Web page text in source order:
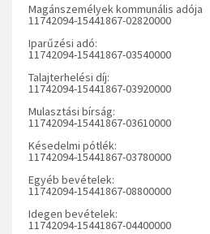
Magánszemélyek kommunális adója
11742094-15441867-02820000
Iparűzési adó:
11742094-15441867-03540000
Talajterhelési díj:
11742094-15441867-03920000
Mulasztási bírság:
11742094-15441867-03610000
Késedelmi pótlék:
11742094-15441867-03780000
Egyéb bevételek:
11742094-15441867-08800000
Idegen bevételek:
11742094-15441867-04400000